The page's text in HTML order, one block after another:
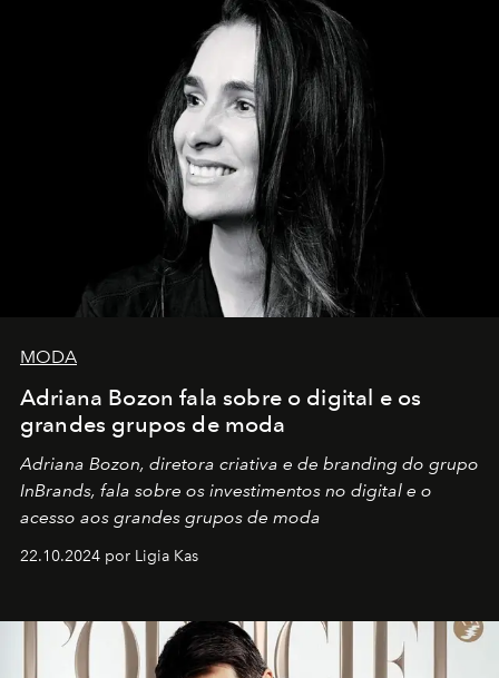
MODA
Adriana Bozon fala sobre o digital e os
grandes grupos de moda
Adriana Bozon, diretora criativa e de branding do grupo
InBrands, fala sobre os investimentos no digital e o
acesso aos grandes grupos de moda
22.10.2024 por Ligia Kas